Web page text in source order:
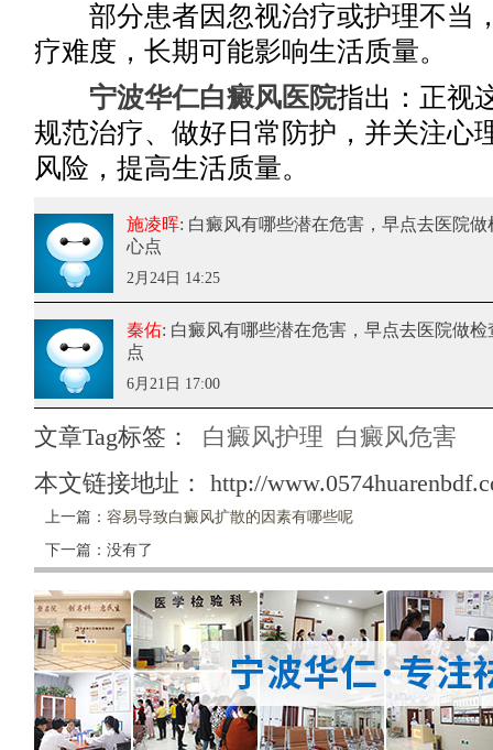
部分患者因忽视治疗或护理不当
疗难度，长期可能影响生活质量。
宁波华仁白癜风医院指出：正视
规范治疗、做好日常防护，并关注心
风险，提高生活质量。
施凌晖: 白癜风有哪些潜在危害，早点去医院
心点
2月24日 14:25
秦佑: 白癜风有哪些潜在危害，早点去医院做
点
6月21日 17:00
文章Tag标签： 白癜风护理 白癜风危害
本文链接地址： http://
上一篇： 容易导致白癜风扩散的因素有哪些呢
下一篇：没有了